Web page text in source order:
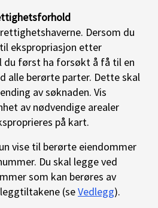
Dersom du
ekspropriasjon etter
du først ha forsøkt å få til en
alle berørte parter. Dette skal
av søknaden. Vis
av nødvendige arealer
på kart.
vise til berørte eiendommer
Du skal legge ved
som kan berøres av
(seVedlegg).